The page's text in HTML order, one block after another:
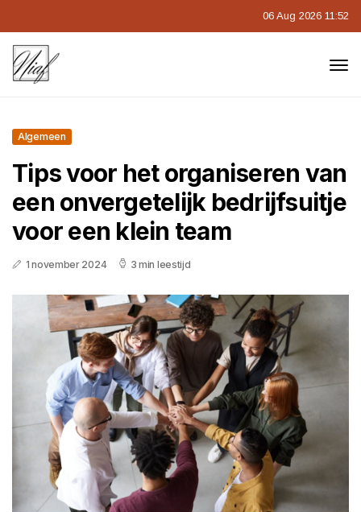
06 Aug 2026 11:52
Algemeen
Tips voor het organiseren van
een onvergetelijk bedrijfsuitje
voor een klein team
1 november 2024 3 min leestijd